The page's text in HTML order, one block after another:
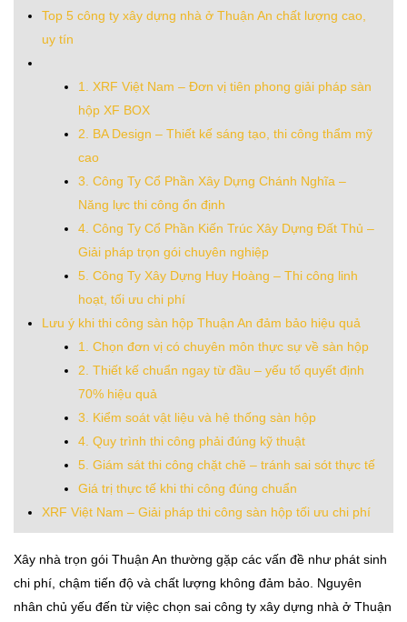
Top 5 công ty xây dựng nhà ở Thuận An chất lượng cao,
uy tín
1. XRF Việt Nam – Đơn vị tiên phong giải pháp sàn
hộp XF BOX
2. BA Design – Thiết kế sáng tạo, thi công thẩm mỹ
cao
3. Công Ty Cổ Phần Xây Dựng Chánh Nghĩa –
Năng lực thi công ổn định
4. Công Ty Cổ Phần Kiến Trúc Xây Dựng Đất Thủ –
Giải pháp trọn gói chuyên nghiệp
5. Công Ty Xây Dựng Huy Hoàng – Thi công linh
hoạt, tối ưu chi phí
Lưu ý khi thi công sàn hộp Thuận An đảm bảo hiệu quả
1. Chọn đơn vị có chuyên môn thực sự về sàn hộp
2. Thiết kế chuẩn ngay từ đầu – yếu tố quyết định
70% hiệu quả
3. Kiểm soát vật liệu và hệ thống sàn hộp
4. Quy trình thi công phải đúng kỹ thuật
5. Giám sát thi công chặt chẽ – tránh sai sót thực tế
Giá trị thực tế khi thi công đúng chuẩn
XRF Việt Nam – Giải pháp thi công sàn hộp tối ưu chi phí
Xây nhà trọn gói Thuận An thường gặp các vấn đề như phát sinh
chi phí, chậm tiến độ và chất lượng không đảm bảo. Nguyên
nhân chủ yếu đến từ việc chọn sai công ty xây dựng nhà ở Thuận